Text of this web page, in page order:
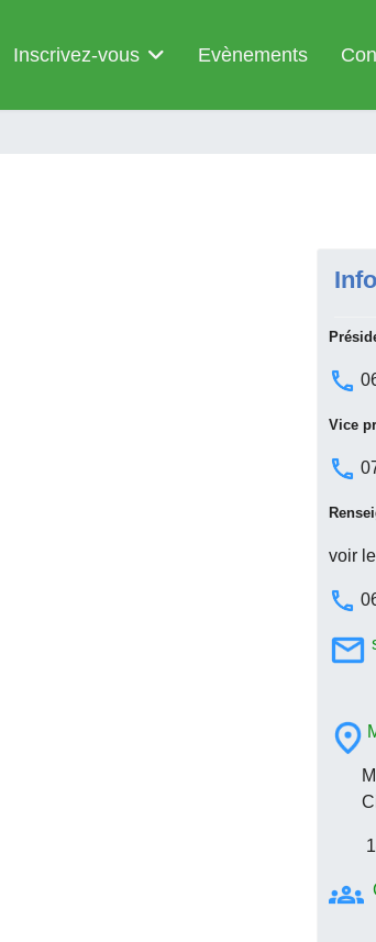
Inscrivez-vous Evènements
Vice
voir